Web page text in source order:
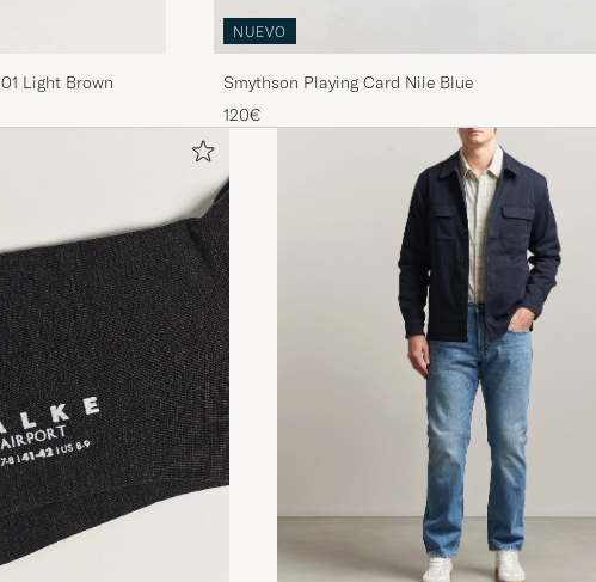
Light Brown
NUEVO
Smythson Playing Card Nile Blue
120€